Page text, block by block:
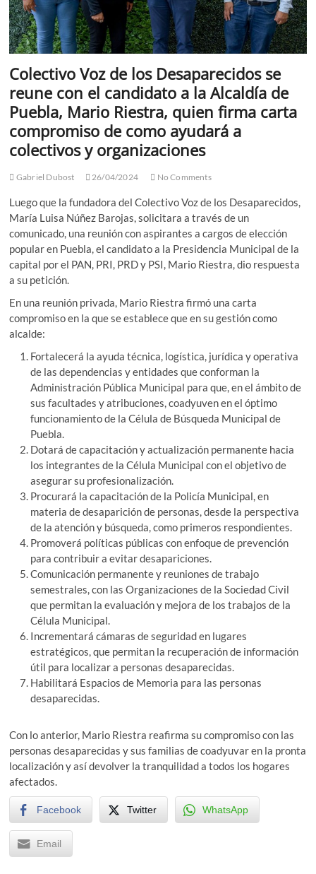
Colectivo Voz de los Desaparecidos se
reune con el candidato a la Alcaldía de
Puebla, Mario Riestra, quien firma carta
compromiso de como ayudará a
colectivos y organizaciones
Gabriel Dubost 26/04/2024 No Comments
Luego que la fundadora del Colectivo Voz de los Desaparecidos,
María Luisa Núñez Barojas, solicitara a través de un
comunicado, una reunión con aspirantes a cargos de elección
popular en Puebla, el candidato a la Presidencia Municipal de la
capital por el PAN, PRI, PRD y PSI, Mario Riestra, dio respuesta
a su petición.
En una reunión privada, Mario Riestra firmó una carta
compromiso en la que se establece que en su gestión como
alcalde:
Fortalecerá la ayuda técnica, logística, jurídica y operativa
de las dependencias y entidades que conforman la
Administración Pública Municipal para que, en el ámbito de
sus facultades y atribuciones, coadyuven en el óptimo
funcionamiento de la Célula de Búsqueda Municipal de
Puebla.
Dotará de capacitación y actualización permanente hacia
los integrantes de la Célula Municipal con el objetivo de
asegurar su profesionalización.
Procurará la capacitación de la Policía Municipal, en
materia de desaparición de personas, desde la perspectiva
de la atención y búsqueda, como primeros respondientes.
Promoverá políticas públicas con enfoque de prevención
para contribuir a evitar desapariciones.
Comunicación permanente y reuniones de trabajo
semestrales, con las Organizaciones de la Sociedad Civil
que permitan la evaluación y mejora de los trabajos de la
Célula Municipal.
Incrementará cámaras de seguridad en lugares
estratégicos, que permitan la recuperación de información
útil para localizar a personas desaparecidas.
Habilitará Espacios de Memoria para las personas
desaparecidas.
Con lo anterior, Mario Riestra reafirma su compromiso con las
personas desaparecidas y sus familias de coadyuvar en la pronta
localización y así devolver la tranquilidad a todos los hogares
afectados.
Facebook Twitter WhatsApp
Email